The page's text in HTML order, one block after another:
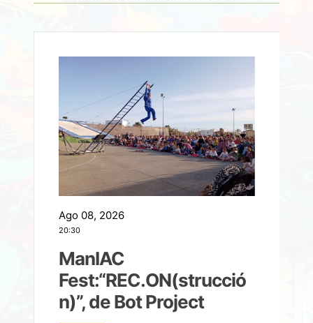
Ago 08, 2026
20:30
ManIAC
Fest:“REC.ON(strucció
n)”, de Bot Project